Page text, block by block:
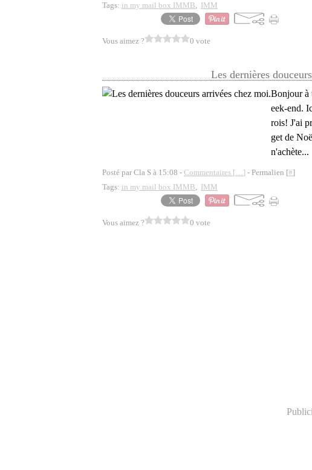
Tags: in my mail box IMMB, IMM
Vous aimez ? 0 vote
Les dernières
Bonjour à
eek-end.
rois! J'ai
get de
n'achète...
Posté par Cla S à 15:08 - Commentaires […] - Permalien [#]
Tags: in my mail box IMMB, IMM
Vous aimez ? 0 vote